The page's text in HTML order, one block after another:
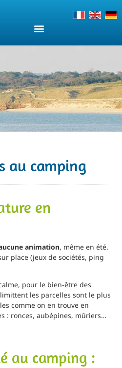
au camping
en
animation, même en été.
place (jeux de sociétés, ping
pour le bien-être des
les parcelles sont le plus
comme on en trouve en
: ronces, aubépines, mûriers…
au camping :